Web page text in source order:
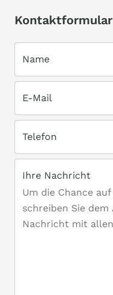
Kontaktformular
Name
E-Mail
Telefon
Ihre Nachricht